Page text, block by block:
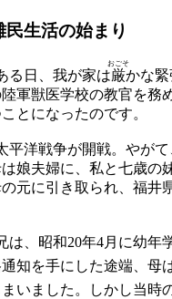
民生活の始まり
る日、我が家は厳
おごそ
かな緊
軍獣医学校の教官を務
とになったのです。
平洋戦争が開戦。やが
娘夫婦に、私と七歳の
元に引き取られ、福井
は、昭和20年4月に幼年
知を手にした途端、母
いました。しかし当時